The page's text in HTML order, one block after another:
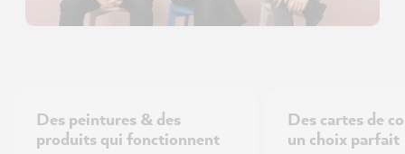
Des peintures & des
produits qui fonctionnent
Des cartes de
un choix parfait